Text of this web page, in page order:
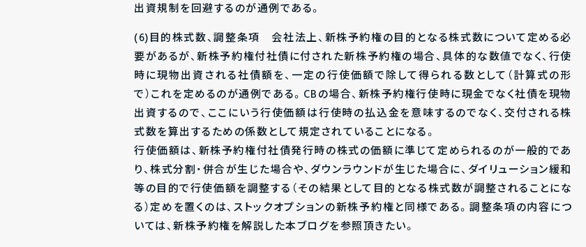
出資規制を回避するのが通例である。
(6)目的株式数、調整条項 会社法上、新株予約権の目的となる株式数について定める必
要があるが、新株予約権付社債に付された新株予約権の場合、具体的な数値でなく、行使
時に現物出資される社債額を、一定の行使価額で除して得られる数として（計算式の形
で）これを定めるのが通例である。CBの場合、新株予約権行使時に現金でなく社債を現物
出資するので、ここにいう行使価額は行使時の払込金を意味するのでなく、交付される株
式数を算出するための係数として規定されていることになる。
行使価額は、新株予約権付社債発行時の株式の価額に準じて定められるのが一般的であ
り、株式分割・併合が生じた場合や、ダウンラウンドが生じた場合に、ダイリューション緩和
等の目的で行使価額を調整する（その結果として目的となる株式数が調整されることにな
る）定めを置くのは、ストックオプションの新株予約権と同様である。調整条項の内容につ
いては、新株予約権を解説した本ブログを参照頂きたい。